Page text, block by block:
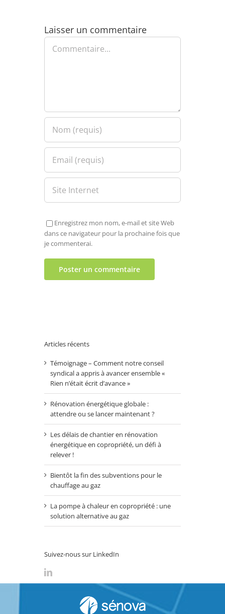
Laisser un commentaire
Commentaire
Enregistrez mon nom, e-mail et site Web
dans ce navigateur pour la prochaine fois que
je commenterai.
Articles récents
Témoignage – Comment notre conseil
syndical a appris à avancer ensemble «
Rien n’était écrit d’avance »
Rénovation énergétique globale :
attendre ou se lancer maintenant ?
Les délais de chantier en rénovation
énergétique en copropriété, un défi à
relever !
Bientôt la fin des subventions pour le
chauffage au gaz
La pompe à chaleur en copropriété : une
solution alternative au gaz
Suivez-nous sur LinkedIn